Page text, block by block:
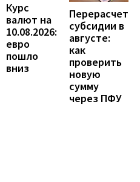
Курс
валют на
10.08.2026:
евро
пошло
вниз
Перерасчет
субсидии в
августе:
как
проверить
новую
сумму
через ПФУ